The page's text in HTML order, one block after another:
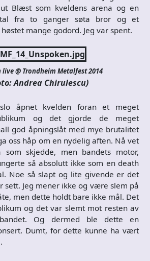
Blæst som kveldens arena og en
fra to ganger søta bror og et
mange godord. Jeg var spent.
live @ Trondheim Metalfest 2014
Andrea Chirulescu)
åpnet kvelden foran et meget
og det gjorde de meget
god åpningslåt med mye brutalitet
oss håp om en nydelig aften. Nå vet
skjedde, men bandets motor,
så absolutt ikke som en death
Noe så slapt og lite givende er det
sett. Jeg mener ikke og være slem på
men dette holdt bare ikke mål. Det
og det var slemt mot resten av
Og dermed ble dette en
Dumt, for dette kunne ha vært